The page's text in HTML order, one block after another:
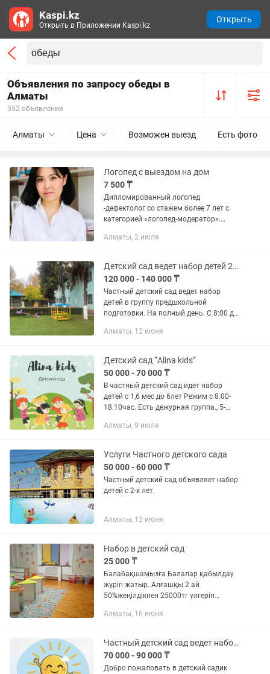
Объявления по запросу обеды в
Алматы
352 объявления
Алматы Цена Возможен выезд Есть фото
Логопед с выездом на дом
7 500 ₸
Дипломированный логопед
-дефектолог со стажем более 7 лет с
категорией «логопед-модератор».
трудности речевого развития.
работе с...
Алматы, 2 июля
Детский сад ведет набор детей 2023 года рождения
120 000 - 140 000 ₸
Частный детский сад ведет набор
детей в группу предшкольной
подготовки. На полный день. С 8:00 до
физкультуре Музыка Хореография
Алматы, 12 июня
Детский сад “Alina kids”
50 000 - 70 000 ₸
В частный детский сад идет набор
детей с 1,6 мес до 6лет Режим с 8.00-
18.10час. Есть дежурная группа., 5-
лет-50000. Есть скидки на 2детей.В
Алматы, 9 июля
Услуги Частного детского сада
50 000 - 60 000 ₸
Частный детский сад объявляет набор
детей с 2-х лет.
Алматы, 12 июня
Набор в детский сад
25 000 ₸
Балабақшамызға Балалар қабылдау
жүріп жатыр. Алғашқы 2 ай
50%жеңілдікпен 25000тг үлгеріп
Балабақша ақысына каратэ, би, 5
даярлық,...
Алматы, 16 июня
Частный детский сад ведет набор деток с 1 года до 6 лет мкр. Мамыр 4
70 000 - 90 000 ₸
Добро пожаловать в детский садик
Kaspi.kz
Открыть в Приложении Kaspi.kz
Открыть